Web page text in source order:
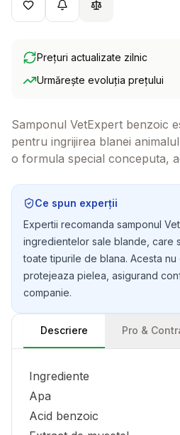
Prețuri actualizate zilnic
Urmărește evoluția prețului
Samponul VetExpert benzoic
pentru ingrijirea blanei
o formula special conceputa,
timp o experienta placuta la
Ce spun experții
Expertii recomanda samponul
ingredientelor sale blande, care
toate tipurile de blana. Acesta nu
protejeaza pielea, asigurand
companie.
Descriere Pro &
Ingrediente
Apa
Acid benzoic